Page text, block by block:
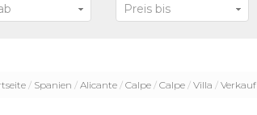
Preis bis
Spanien Alicante Calpe Calpe Villa Verkauf